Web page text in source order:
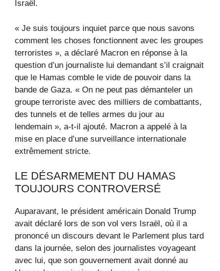
Israël.
« Je suis toujours inquiet parce que nous savons
comment les choses fonctionnent avec les groupes
terroristes », a déclaré Macron en réponse à la
question d’un journaliste lui demandant s’il craignait
que le Hamas comble le vide de pouvoir dans la
bande de Gaza. « On ne peut pas démanteler un
groupe terroriste avec des milliers de combattants,
des tunnels et de telles armes du jour au
lendemain », a-t-il ajouté. Macron a appelé à la
mise en place d’une surveillance internationale
extrêmement stricte.
LE DÉSARMEMENT DU HAMAS
TOUJOURS CONTROVERSÉ
Auparavant, le président américain Donald Trump
avait déclaré lors de son vol vers Israël, où il a
prononcé un discours devant le Parlement plus tard
dans la journée, selon des journalistes voyageant
avec lui, que son gouvernement avait donné au